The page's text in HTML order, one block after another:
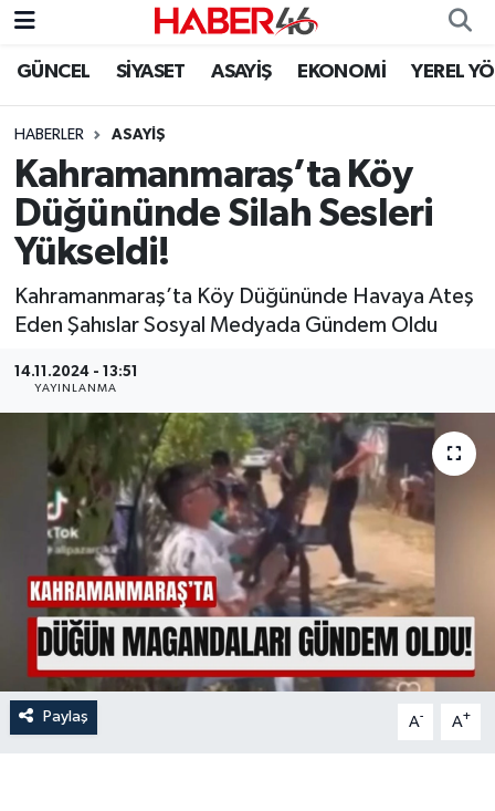
GÜNCEL SİYASET ASAYİŞ EKONOMİ YEREL
HABERLER ASAYİŞ
Kahramanmaraş’ta Köy
Düğününde Silah Sesleri
Yükseldi!
Kahramanmaraş’ta Köy Düğününde Havaya Ateş
Eden Şahıslar Sosyal Medyada Gündem Oldu
14.11.2024 - 13:51
YAYINLANMA
Paylaş A- A+
GÜNCEL
SİYASET
EKONOMİ
SPOR
YAŞAM
TEKNOLOJİ
SAĞLIK
EĞİTİM
İLÇE HABERLERİ
KÜLTÜR-SANAT
KSÜ
DÜNYA
Nöbetçi Eczaneler
Hava Durumu
Kahramanmaraş Namaz Vakitleri
Trafik Durumu
Süper Lig Puan Durumu ve Fikstür
Tüm Manşetler
Son Dakika Haberleri
Haber Arşivi